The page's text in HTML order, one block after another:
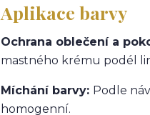
Aplikace barvy
Ochrana oblečení a
mastného krému podél
Míchání barvy: Podle
homogenní.